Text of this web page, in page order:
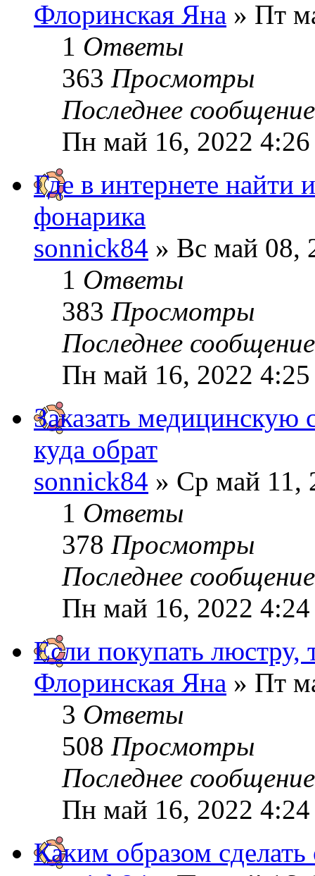
Флоринская Яна » Пт
1 Ответы
363 Просмотры
Последнее
Пн май 16, 2022
Где в интернете
фонарика
sonnick84 » Вс май 08,
1 Ответы
383 Просмотры
Последнее
Пн май 16, 2022
Заказать медицинскую
куда обрат
sonnick84 » Ср май 11,
1 Ответы
378 Просмотры
Последнее
Пн май 16, 2022
Если покупать люстру,
Флоринская Яна » Пт
3 Ответы
508 Просмотры
Последнее
Пн май 16, 2022
Каким образом